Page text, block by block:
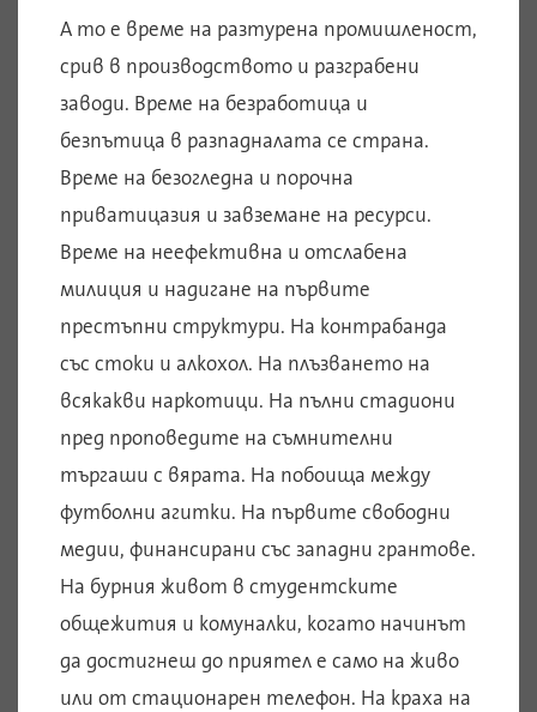
А то е време на разтурена промишленост,
срив в производството и разграбени
заводи. Време на безработица и
безпътица в разпадналата се страна.
Време на безогледна и порочна
приватицазия и завземане на ресурси.
Време на неефективна и отслабена
милиция и надигане на първите
престъпни структури. На контрабанда
със стоки и алкохол. На плъзването на
всякакви наркотици. На пълни стадиони
пред проповедите на съмнителни
търгаши с вярата. На побоища между
футболни агитки. На първите свободни
медии, финансирани със западни грантове.
На бурния живот в студентските
общежития и комуналки, когато начинът
да достигнеш до приятел е само на живо
или от стационарен телефон. На краха на